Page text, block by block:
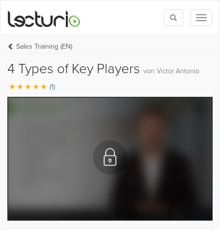
Toggle
search
Sales Training (EN)
4 Types of Key Players von Victor Antonio
(1)